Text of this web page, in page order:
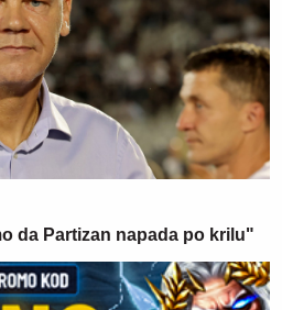
da Partizan napada po krilu"